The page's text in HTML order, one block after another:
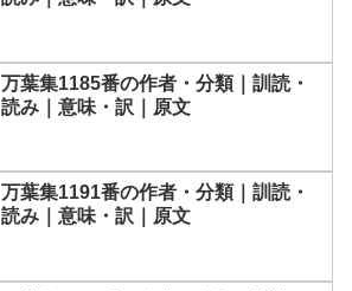
万葉集1185番の作者・分類｜訓読・
読み｜意味・訳｜原文
万葉集1191番の作者・分類｜訓読・
読み｜意味・訳｜原文